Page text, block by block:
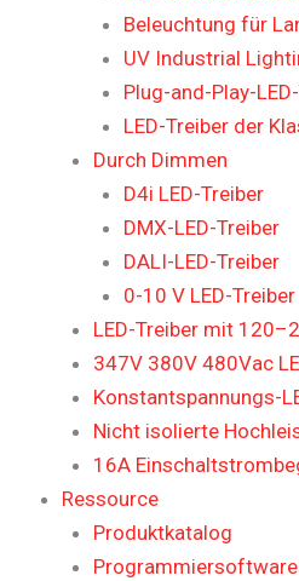
Beleuchtung für
UV Industrial
Plug-and-Play-
LED-Treiber der
Durch Dimmen
D4i LED-Treiber
DMX-LED-Treiber
DALI-LED-Treiber
0-10 V LED-Treiber
LED-Treiber mit
347V 380V 480Vac
Konstantspannungs-
Nicht isolierte
16A
Ressource
Produktkatalog
Programmiersoftware